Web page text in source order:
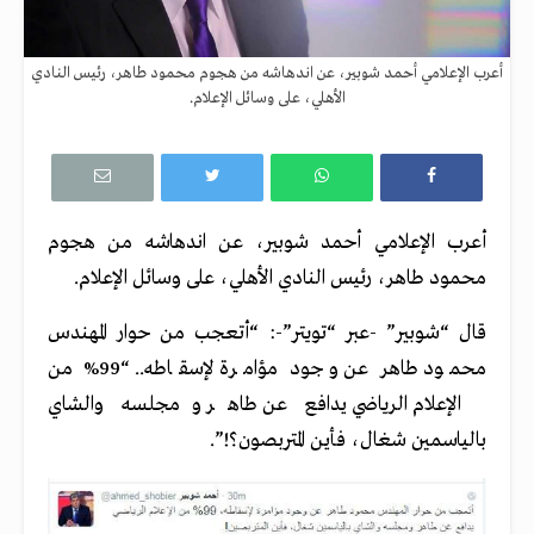
أعرب الإعلامي أحمد شوبير، عن اندهاشه من هجوم محمود طاهر، رئيس النادي
الأهلي، على وسائل الإعلام.
أعرب الإعلامي أحمد شوبير، عن اندهاشه من هجوم
محمود طاهر، رئيس النادي الأهلي، على وسائل الإعلام.
قال “شوبير” -عبر “تويتر”-: “أتعجب من حوار المهندس
محمود طاهر عن وجود مؤامرة لإسقاطه.. “99% من
الإعلام الرياضي يدافع عن طاهر ومجلسه والشاي
بالياسمين شغال، فأين المتربصون؟!”.